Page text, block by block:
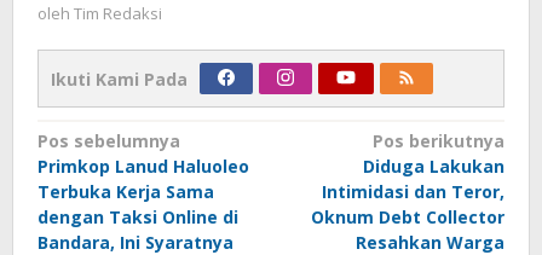
oleh Tim Redaksi
Ikuti Kami Pada
Navigasi
pos
Pos sebelumnya
Primkop Lanud Haluoleo
Terbuka Kerja Sama
dengan Taksi Online di
Bandara, Ini Syaratnya
Pos berikutnya
Diduga Lakukan
Intimidasi dan Teror,
Oknum Debt Collector
Resahkan Warga